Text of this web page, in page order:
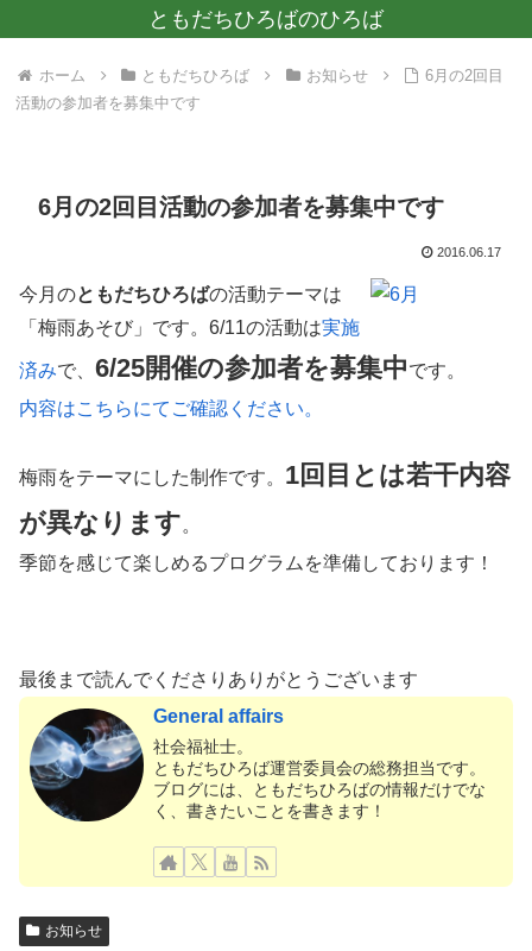
ともだちひろばのひろば
ホーム ともだちひろば お知らせ
6月の2回目
活動の参加者を募集中です
6月の2回目活動の参加者を募集中です
2016.06.17
今月のともだちひろばの活動テーマは
「梅雨あそび」です。6/11の活動は実施
済みで、 6/25開催の参加者を募集中です。
内容はこちらにてご確認ください。
梅雨をテーマにした制作です。 1回目とは若干内容
が異なります。
季節を感じて楽しめるプログラムを準備しております！
最後まで読んでくださりありがとうございます
General affairs
社会福祉士。
ともだちひろば運営委員会の総務担当です。
ブログには、ともだちひろばの情報だけでな
く、書きたいことを書きます！
お知らせ